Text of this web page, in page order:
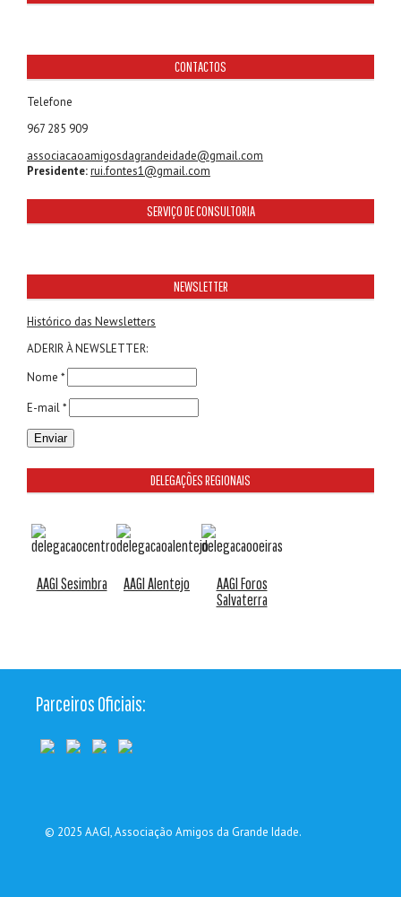
CONTACTOS
Telefone
967 285 909
associacaoamigosdagrandeidade@gmail.com
Presidente:rui.fontes1@gmail.com
SERVIÇO DE CONSULTORIA
NEWSLETTER
Histórico das Newsletters
ADERIR À NEWSLETTER:
Nome *
E-mail *
DELEGAÇÕES REGIONAIS
AAGI Sesimbra AAGI Alentejo
AAGI Foros
Salvaterra
Parceiros Oficiais:
© 2025 AAGI, Associação Amigos da Grande Idade.